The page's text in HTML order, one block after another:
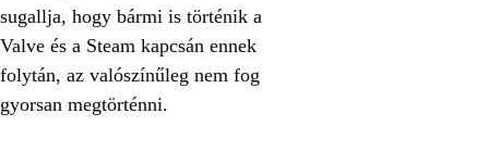
sugallja, hogy bármi is történik a
Valve és a Steam kapcsán ennek
folytán, az valószínűleg nem fog
gyorsan megtörténni.